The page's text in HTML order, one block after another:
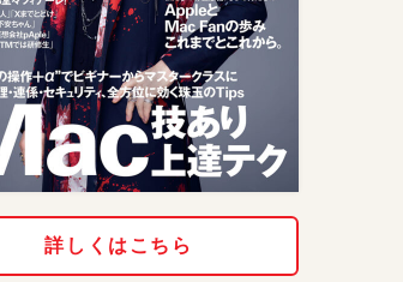
詳しくはこちら